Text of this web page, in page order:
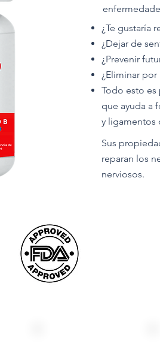
¿Te gustaría
¿Dejar de
¿Prevenir
¿Eliminar
Todo esto es
que ayuda a
y ligamentos
Sus
reparan los
nerviosos.